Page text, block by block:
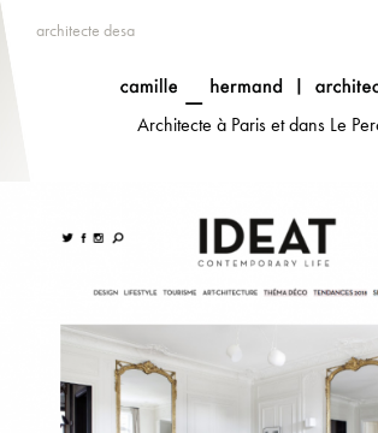
architecte desa
Architecte à Paris et dans Le